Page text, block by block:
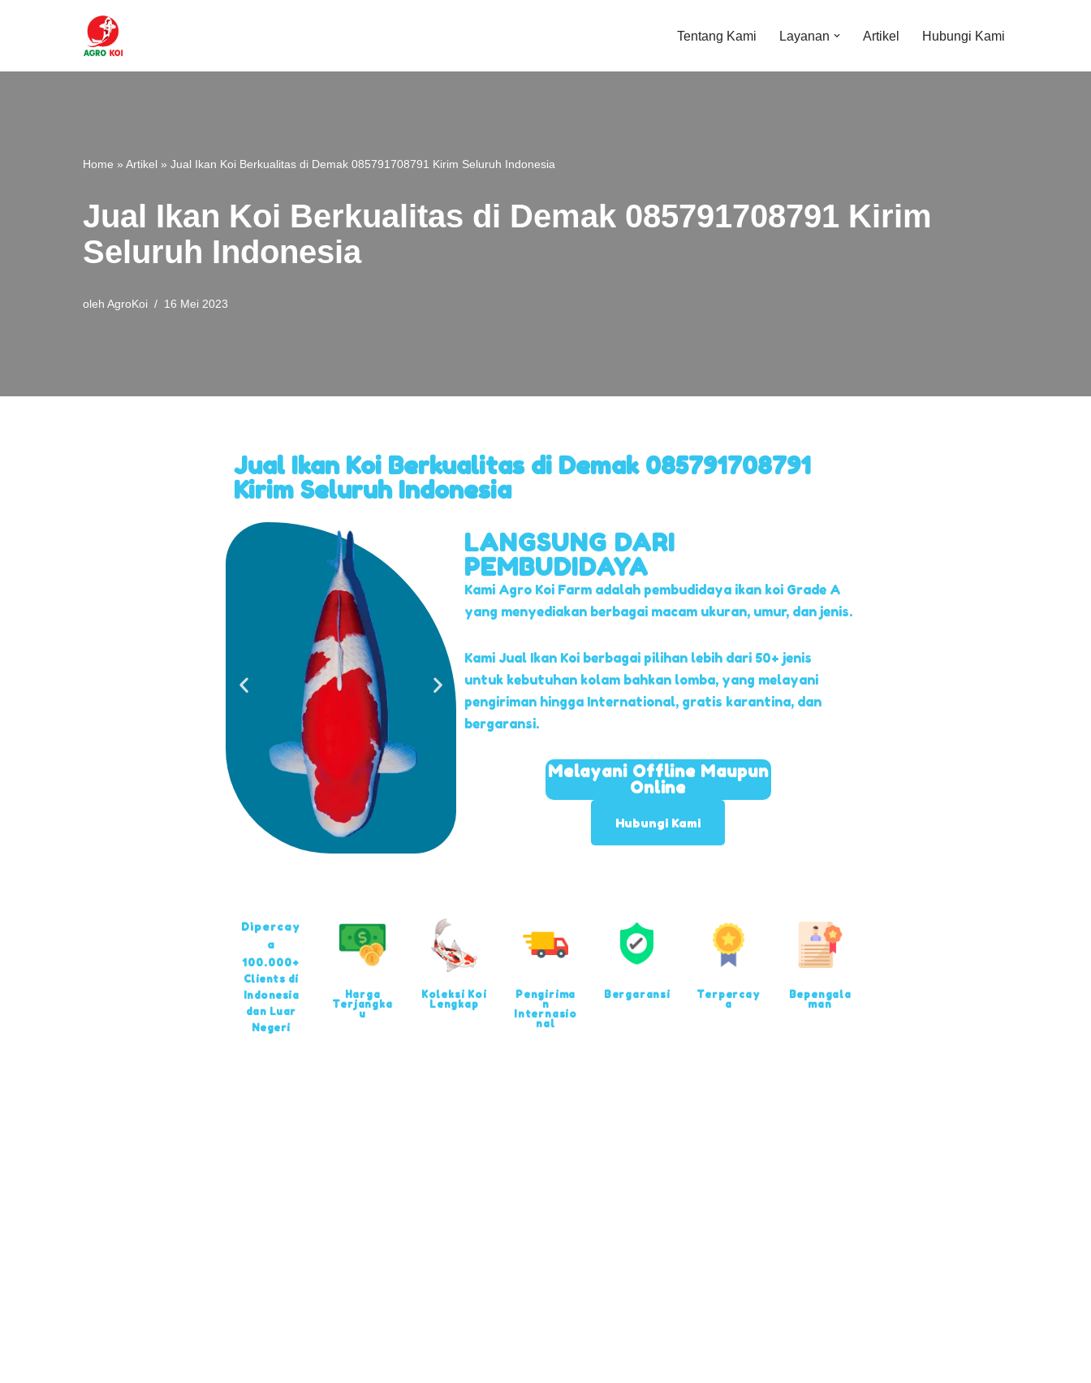
Tentang Kami Layanan Artikel Hubungi Kami
Home » Artikel » Jual Ikan Koi Berkualitas di Demak 085791708791 Kirim Seluruh Indonesia
Jual Ikan Koi Berkualitas di Demak 085791708791 Kirim
Seluruh Indonesia
oleh AgroKoi 16 Mei 2023
Jual Ikan Koi Berkualitas di Demak 085791708791
Kirim Seluruh Indonesia
LANGSUNG DARI
PEMBUDIDAYA
Kami Agro Koi Farm adalah pembudidaya ikan koi Grade A
yang menyediakan berbagai macam ukuran, umur, dan jenis.
Kami Jual Ikan Koi berbagai pilihan lebih dari 50+ jenis
untuk kebutuhan kolam bahkan lomba, yang melayani
pengiriman hingga International, gratis karantina, dan
bergaransi.
Melayani Offline Maupun
Online
Hubungi Kami
Dipercay
a
100.000+
Clients di
Indonesia
dan Luar
Negeri
Harga
Terjangka
u
Koleksi Koi
Lengkap
Pengirima
n
Internasio
nal
Bergaransi
Terpercay
a
Bepengala
man